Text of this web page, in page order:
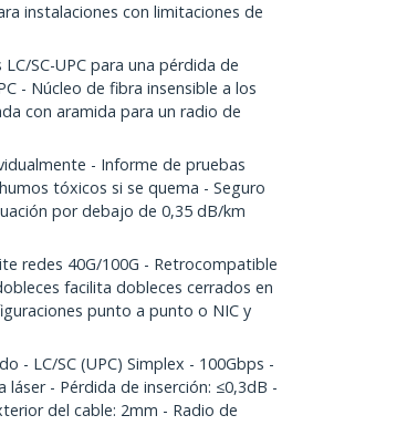
instalaciones con limitaciones de
SC-UPC para una pérdida de
- Núcleo de fibra insensible a los
con aramida para un radio de
- Informe de pruebas
tóxicos si se quema - Seguro
por debajo de 0,35 dB/km
redes 40G/100G - Retrocompatible
facilita dobleces cerrados en
punto a punto o NIC y
- LC/SC (UPC) Simplex - 100Gbps -
- Pérdida de inserción: ≤0,3dB -
del cable: 2mm - Radio de